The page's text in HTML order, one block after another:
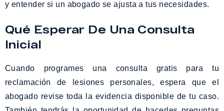
y entender si un abogado se ajusta a tus necesidades.
Qué Esperar De Una Consulta
Inicial
Cuando programes una consulta gratis para tu
reclamación de lesiones personales, espera que el
abogado revise toda la evidencia disponible de tu caso.